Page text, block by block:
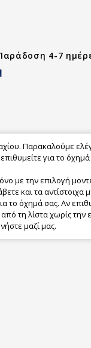
4-7
Παρακαλούμε
για το
με την επιλογή
και τα αντίστοιχα
το όχημά σας. Αν
τη λίστα χωρίς την
μαζί μας.